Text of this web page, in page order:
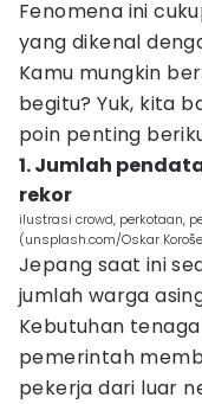
Fenomena ini
yang dikenal
Kamu mungkin
begitu? Yuk, kita
poin penting
1. Jumlah
rekor
ilustrasi crowd, perkotaan,
(unsplash.com/Oskar
Jepang saat ini
jumlah warga
Kebutuhan
pemerintah
pekerja dari luar